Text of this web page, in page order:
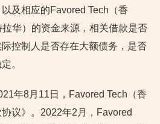
及相应的Favored Tech（香
华）的资金来源，相关借款是否
控制人是否存在大额债务，是否
。
年8月11日，Favored Tech（香
议》。2022年2月，Favored